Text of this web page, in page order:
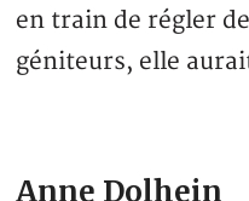
en train de régler
géniteurs, elle
Anne Dolhein